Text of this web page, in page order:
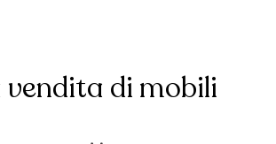
vendita di mobili